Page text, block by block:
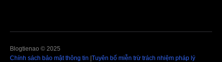
Blogtienao © 2025
Chính sách bảo mật thông tin Tuyên bố miễn trừ trách nhiệm pháp lý